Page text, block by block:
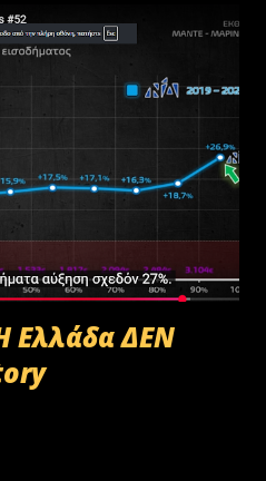
Υλικών της ΠΔ
με το υπ.αρ.πρωτ.
ΑΑΔΕ και το από 10-07-2025
μεταξύ της ΑΑΔΕ-Γενική Δ/νση
Υλικού και της
ανακύκλωσης. Διευκρινίζεται ότι
αρχειακό υλικό που είχε
στο ψηφιακό αρχείο του ΟΠΕΚΕΠ...
Ελλάδα ΔΕΝ